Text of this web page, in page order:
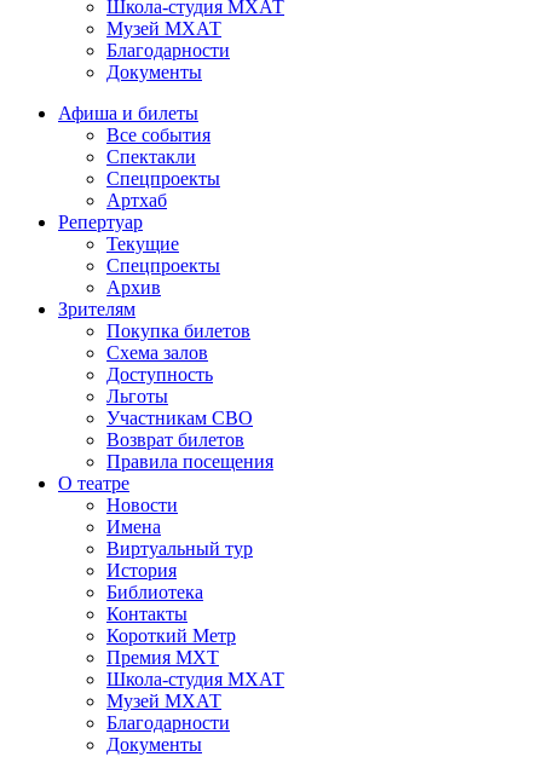
Школа-студия МХАТ
Музей МХАТ
Благодарности
Документы
Афиша и билеты
Все события
Спектакли
Спецпроекты
Артхаб
Репертуар
Текущие
Спецпроекты
Архив
Зрителям
Покупка билетов
Схема залов
Доступность
Льготы
Участникам СВО
Возврат билетов
Правила посещения
О театре
Новости
Имена
Виртуальный тур
История
Библиотека
Контакты
Короткий Метр
Премия МХТ
Школа-студия МХАТ
Музей МХАТ
Благодарности
Документы